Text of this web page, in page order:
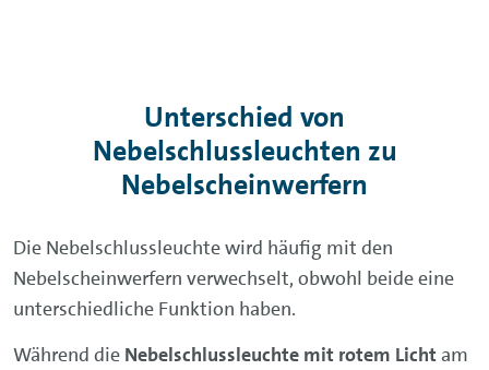
Unterschied von
Nebelschlussleuchten zu
Nebelscheinwerfern
Die Nebelschlussleuchte wird häufig mit den
Nebelscheinwerfern verwechselt, obwohl beide eine
unterschiedliche Funktion haben.
Während die Nebelschlussleuchte mit rotem Licht am